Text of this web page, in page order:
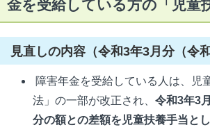
金を受給している方の「児童
見直しの内容（令和3年3月分（令
障害年金を受給している人は、児
法」の一部が改正され、令和3年3
分の額との差額を児童扶養手当と